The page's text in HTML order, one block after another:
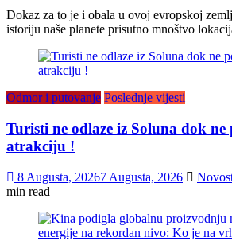
Dokaz za to je i obala u ovoj evropskoj
istoriju naše planete prisutno mnoštvo
Odmor i putovanje Poslednje vijesti
Turisti ne odlaze iz Soluna dok ne
atrakciju !
8 Augusta, 20267 Augusta, 2026
min read